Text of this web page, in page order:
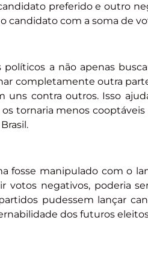
preferido e outro
candidato com a soma de
políticos a não apenas
completamente outra
uns contra outros. Isso
tornaria menos
fosse manipulado com o
votos negativos, poderia
pudessem lançar
dos futuros